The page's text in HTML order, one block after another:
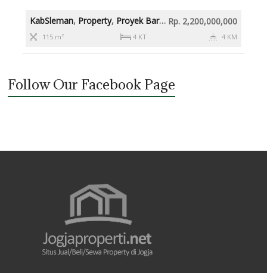
KabSleman, Property, Proyek Baru ,Rumah diatas 2M,
Rp. 2,200,000,000
115 m² 4 KT 4 KM
Follow Our Facebook Page